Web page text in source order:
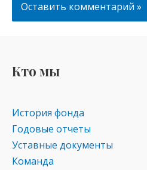
Кто мы
История фонда
Годовые отчеты
Уставные документы
Команда